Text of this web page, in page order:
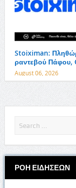
Stoiximan:
ραντεβού Πάφου,
August 06, 2026
ΡΟΗ ΕΙΔΗΣΕΩΝ